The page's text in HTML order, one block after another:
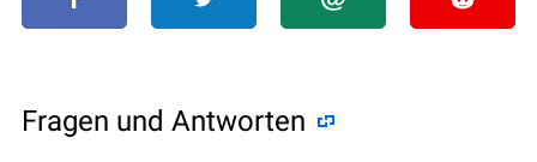
Fragen und Antworten